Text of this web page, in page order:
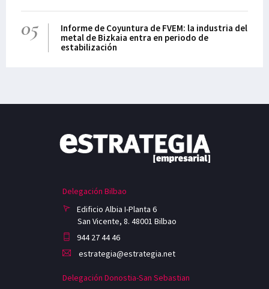
05
Informe de Coyuntura de FVEM: la industria del
metal de Bizkaia entra en periodo de
estabilización
Delegación Bilbao
Edificio Albia I-Planta 6
San Vicente, 8. 48001 Bilbao
944 27 44 46
estrategia@estrategia.net
Delegación Donostia-San Sebastian